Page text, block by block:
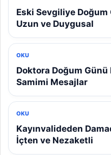
Eski Sevgiliye Doğum
Uzun ve Duygusal
OKU
Doktora Doğum Günü
Samimi Mesajlar
OKU
Kayınvalideden
İçten ve Nezaketli